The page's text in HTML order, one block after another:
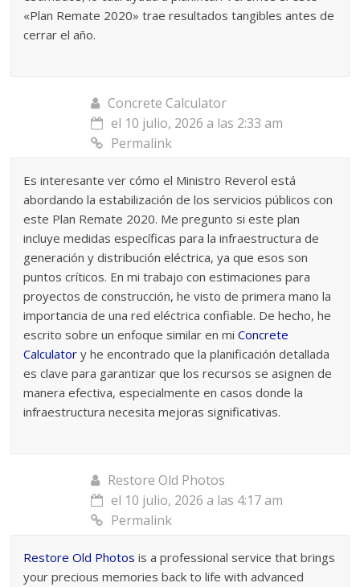
«Plan Remate 2020» trae resultados tangibles antes de
cerrar el año.
Concrete Calculator
el 10 julio, 2026 a las 2:33 am
Permalink
Es interesante ver cómo el Ministro Reverol está
abordando la estabilización de los servicios públicos con
este Plan Remate 2020. Me pregunto si este plan
incluye medidas específicas para la infraestructura de
generación y distribución eléctrica, ya que esos son
puntos críticos. En mi trabajo con estimaciones para
proyectos de construcción, he visto de primera mano la
importancia de una red eléctrica confiable. De hecho, he
escrito sobre un enfoque similar en miConcrete
Calculator y he encontrado que la planificación detallada
es clave para garantizar que los recursos se asignen de
manera efectiva, especialmente en casos donde la
infraestructura necesita mejoras significativas.
Restore Old Photos
el 10 julio, 2026 a las 4:17 am
Permalink
Restore Old Photos is a professional service that brings
your precious memories back to life with advanced